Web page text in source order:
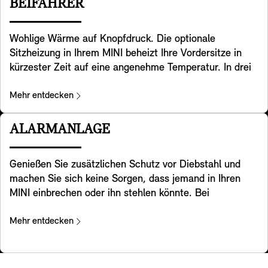
Wartungsarbeiten, den Parkservice oder die
Pannenhilfe vorgesehen.
Feature availability is subject to country-specific legal
regulations.
BEIFAHRER
Wohlige Wärme auf Knopfdruck. Die optionale
Sitzheizung in Ihrem MINI beheizt Ihre Vordersitze in
kürzester Zeit auf eine angenehme Temperatur. In drei
Umgebungsbedingungen für entspannende Wärme. Für
ein rundum komfortables Wohlgefühl werden neben der
Sitzfläche auch die gesamte Kontaktfläche der
Mehr entdecken
ALARMANLAGE
Genießen Sie zusätzlichen Schutz vor Diebstahl und
machen Sie sich keine Sorgen, dass jemand in Ihren
MINI einbrechen oder ihn stehlen könnte. Bei
Alarmanlage einen Warnton ab und aktiviert die
an, dass das System aktiviert wurde.
Mehr entdecken